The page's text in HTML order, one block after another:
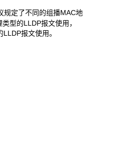
定了不同的组播MAC地
型的LLDP报文使用，
报文使用。